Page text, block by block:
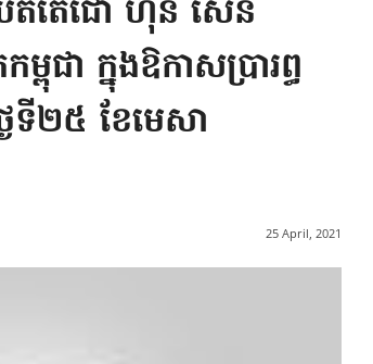
តីតេជោ ហ៊ុន សែន
ពុជា ក្នុងឱកាសប្រារព្ធ
ទី២៥ ខែមេសា
25 April, 2021